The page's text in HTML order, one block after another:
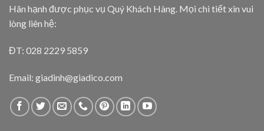
Hân hạnh được phục vụ Quý Khách Hàng. Mọi chi tiết xin vui
lòng liên hệ:
ĐT: 028 2229 5859
Email: giadinh@giadico.com